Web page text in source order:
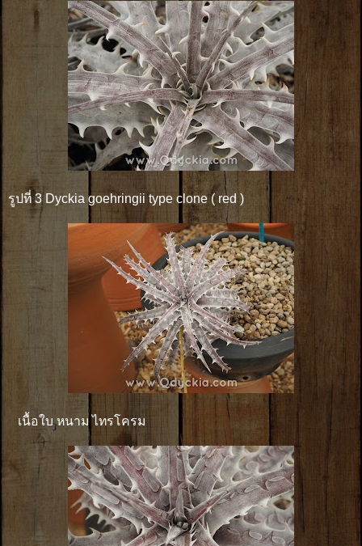
รูปที่ 3 Dyckia goehringii type clone ( red )
เนื้อใบ หนาม ไทรโครม